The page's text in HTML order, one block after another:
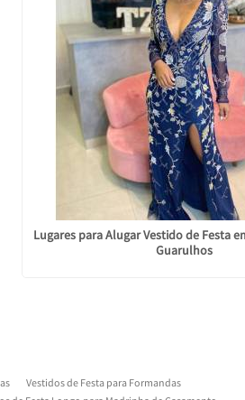
Lugares para Alugar Vestido de Festa
Guarulhos
Vestidos de Festa para Formandas